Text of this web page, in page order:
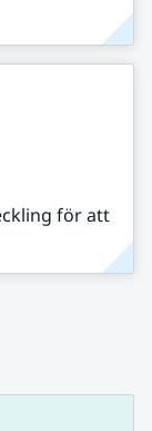
för att